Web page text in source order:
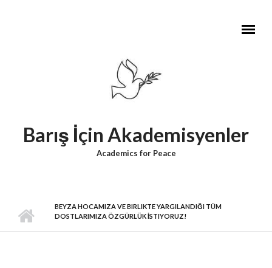
Barış İçin Akademisyenler
Academics for Peace
BEYZA HOCAMIZA VE BIRLIKTE YARGILANDIĞI TÜM
DOSTLARIMIZA ÖZGÜRLÜK İSTIYORUZ!